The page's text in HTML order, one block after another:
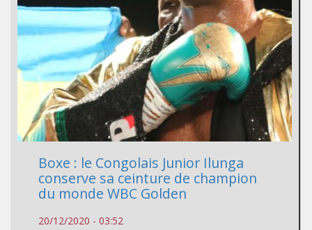
Boxe : le Congolais Junior Ilunga
conserve sa ceinture de champion
du monde WBC Golden
20/12/2020 - 03:52